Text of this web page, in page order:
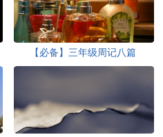
【必备】三年级周记八篇